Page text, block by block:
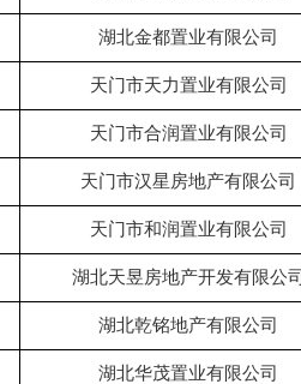
湖北金都置业有限公司
天门市天力置业有限公司
天门市合润置业有限公司
天门市汉星房地产有限公司
天门市和润置业有限公司
湖北天昱房地产开发有限公司
湖北乾铭地产有限公司
湖北华茂置业有限公司